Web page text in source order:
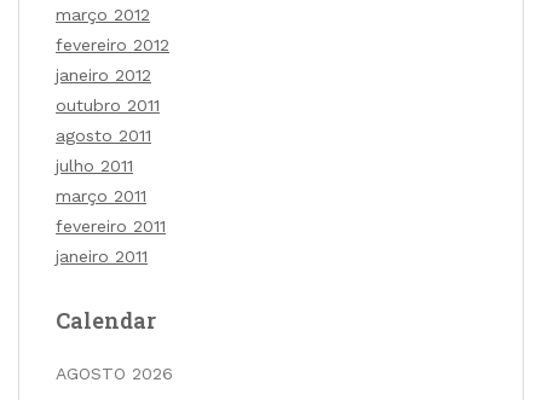
março 2012
fevereiro 2012
janeiro 2012
outubro 2011
agosto 2011
julho 2011
março 2011
fevereiro 2011
janeiro 2011
Calendar
AGOSTO 2026